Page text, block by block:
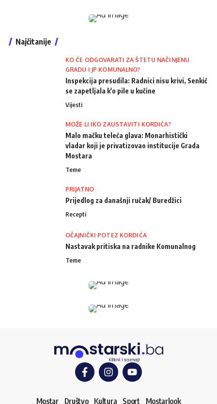
Najčitanije
KO ĆE ODGOVARATI ZA ŠTETU NAČINJENU
GRADU I JP KOMUNALNO?
Inspekcija presudila: Radnici nisu krivi, Senkić
se zapetljala k'o pile u kučine
Vijesti
MOŽE LI IKO ZAUSTAVITI KORDIĆA?
Malo mačku teleća glava: Monarhistički
vladar koji je privatizovao institucije Grada
Mostara
Teme
PRIJATNO
Prijedlog za današnji ručak/ Buredžici
Recepti
OČAJNIČKI POTEZ KORDIĆA
Nastavak pritiska na radnike Komunalnog
Teme
Mostar Društvo Kultura Sport Mostarlook